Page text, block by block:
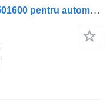
Coloană de direcție 1.9 TD 7852501600 pentru automobil Volkswagen TRANSPORTER IV Minibus / passenger (70XB, 70XC, 7DB, 7DW, 7DK)